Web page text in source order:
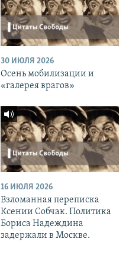
30 ИЮЛЯ 2026
Осень мобилизации и
«галерея врагов»
16 ИЮЛЯ 2026
Взломанная переписка
Ксении Собчак. Политика
Бориса Надеждина
задержали в Москве.